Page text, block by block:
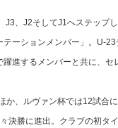
、J2そしてJ1へステップ
ーションメンバー」。U-
進するメンバーと共に、
、ルヴァン杯では12試合
決勝に進出。クラブの初タ